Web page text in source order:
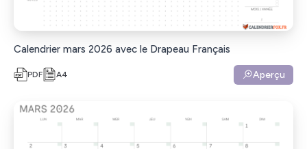
Calendrier mars 2026 avec le Drapeau Français
PDF A4 Aperçu